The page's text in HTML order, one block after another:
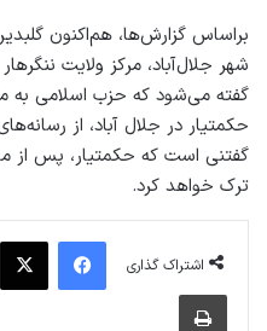
براساس گزارش‌ها، هم‌اکنون
شهر جلال‌آباد، مرکز ولایت
گفته می‌شود که حزب اسلامی به
حکمتیار در جلال آباد، از
گفتنی است که حکمتیار، پس از
ترک خواهد کرد.
اشتراک گذاری
فیس بوک